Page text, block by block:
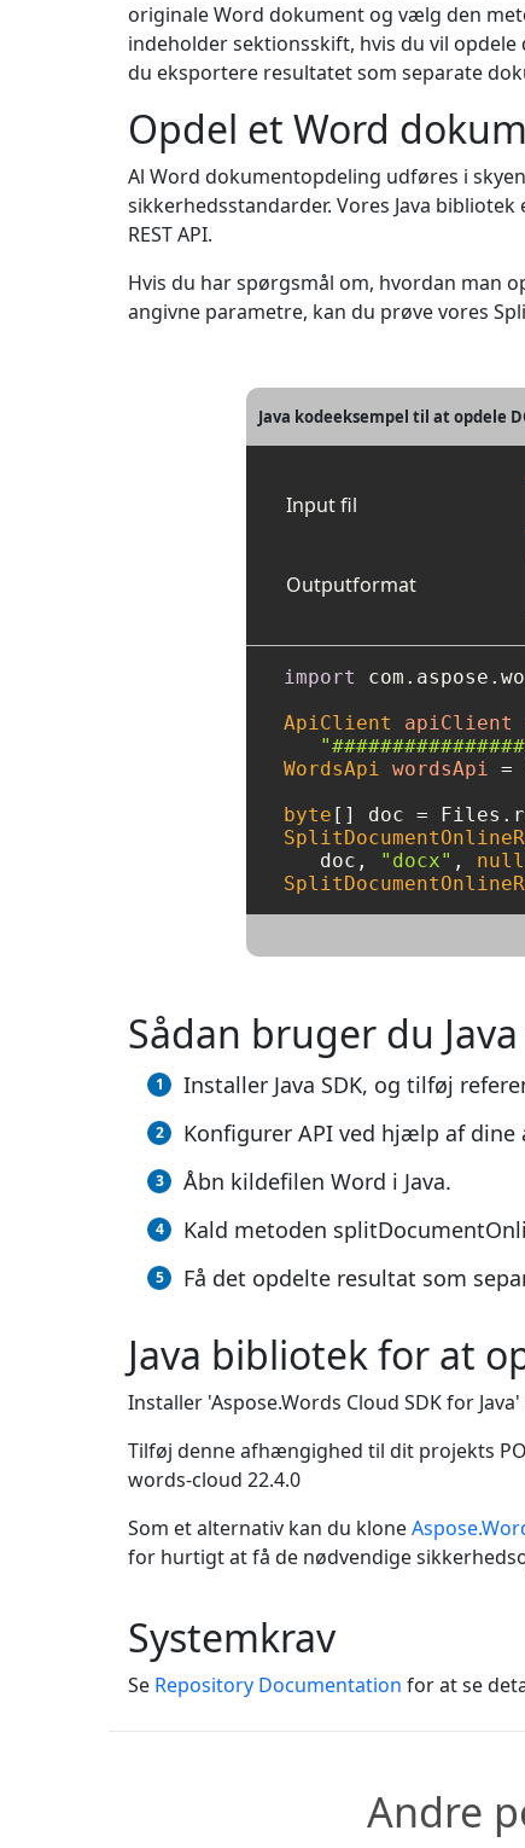
originale Word dokument og vælg den
indeholder sektionsskift, hvis du vil
du eksportere resultatet som separate
Opdel et Word
Al Word dokumentopdeling udføres i
sikkerhedsstandarder. Vores Java
REST API.
Hvis du har spørgsmål om, hvordan man
angivne parametre, kan du prøve vores
Java kodeeksempel til at opdele
Input fil
Outputformat
import
ApiClient
apiClient
WordsApi wordsApi =
byte [] doc =
   doc,
"docx" , null
Sådan bruger du
Installer Java SDK, og tilføj
Konfigurer API ved hjælp af dine
Åbn kildefilen Word i Java.
Kald metoden
Få det opdelte resultat som
Java bibliotek for at
Installer 'Aspose.Words Cloud SDK for
Tilføj denne afhængighed til dit projekts
words-cloud 22.4.0
Som et alternativ kan du klone
for hurtigt at få de nødvendige
Systemkrav
Se Repository Documentation for at se
Andre